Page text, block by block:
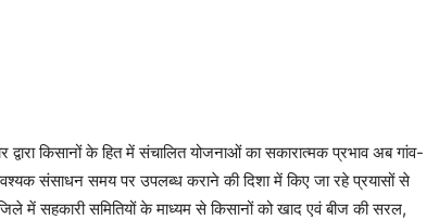
किसानों के हित में संचालित योजनाओं का सकारात्मक प्रभाव अब गांव-
संसाधन समय पर उपलब्ध कराने की दिशा में किए जा रहे प्रयासों से
में सहकारी समितियों के माध्यम से किसानों को खाद एवं बीज की सरल,